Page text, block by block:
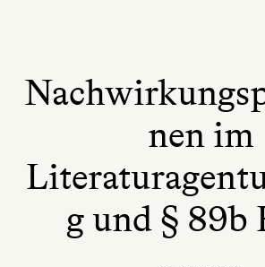
nen im
g und § 89b